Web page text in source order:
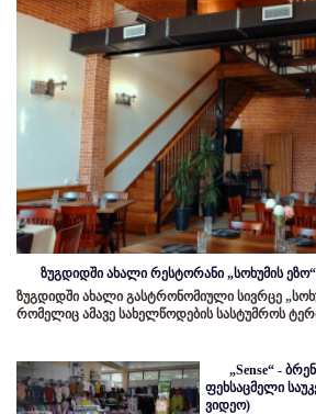
ზუგდიდში ახალი რესტორანი „სოხუმის ეზო“
ზუგდიდში ახალი გასტრონომიული სივრცე
რომელიც ამავე სახელწოდების სასტუმროს
„Sense“ -
ფეხსაცმელი
ვიდეო)